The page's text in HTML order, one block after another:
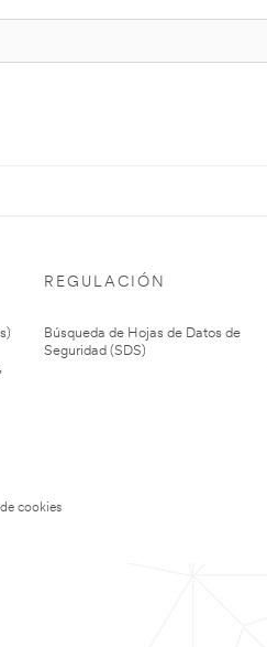
REGULACIÓN
Búsqueda de Hojas de Datos de
Seguridad (SDS)
cookies